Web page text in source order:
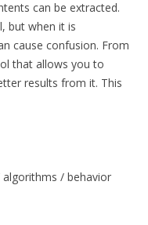
can be extracted.
but when it is
cause confusion. From
that allows you to
results from it. This
/ behavior